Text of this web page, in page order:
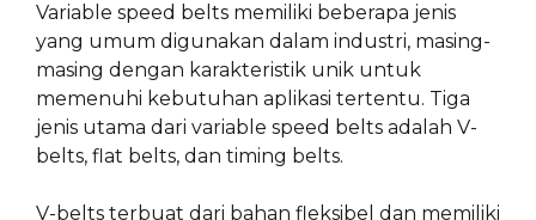
Variable speed belts memiliki beberapa jenis
yang umum digunakan dalam industri, masing-
masing dengan karakteristik unik untuk
memenuhi kebutuhan aplikasi tertentu. Tiga
jenis utama dari variable speed belts adalah V-
belts, flat belts, dan timing belts.
V-belts terbuat dari bahan fleksibel dan memiliki